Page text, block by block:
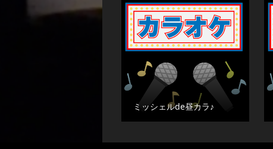
ミッシェルde昼カラ♪